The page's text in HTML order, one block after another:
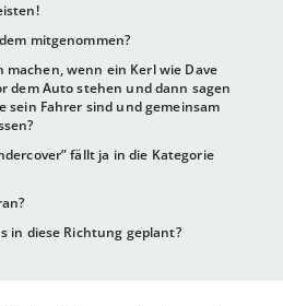
mitgenommen?
machen, wenn ein Kerl wie Dave
dem Auto stehen und dann sagen
sein Fahrer sind und gemeinsam
fällt ja in die Kategorie
in diese Richtung geplant?